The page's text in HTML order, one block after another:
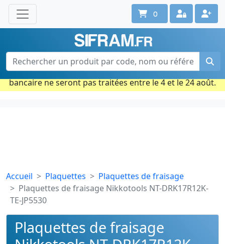
Une question ? Un conseil ?
Contactez-nous au 02 40 92 17 71
Ouvert du lun. au vend. de 08h à 18h
Période estivale : Les commandes prises par carte
bancaire ne seront pas traitées entre le 4 et le 24 août.
0
Accueil Plaquettes
Plaquettes de fraisage
Plaquettes de fraisage Nikkotools NT-DRK17R12K-
TE-JP5530
Plaquettes de fraisage